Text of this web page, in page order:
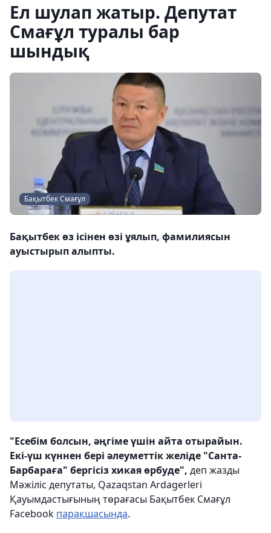
Ел шулап жатыр. Депутат
Смағұл туралы бар
шындық
Бақытбек Смағұл
Бақытбек өз ісінен өзі ұялып, фамилиясын
ауыстырып алыпты.
"Есебім болсын, әңгіме үшін айта отырайын.
Екі-үш күннен бері әлеуметтік желіде "Санта-
Барбараға" бергісіз хикая өрбуде", деп жазды
Мәжіліс депутаты, Qazaqstan Ardagerleri
Қауымдастығының төрағасы Бақытбек Смағұл
Facebook парақшасында.